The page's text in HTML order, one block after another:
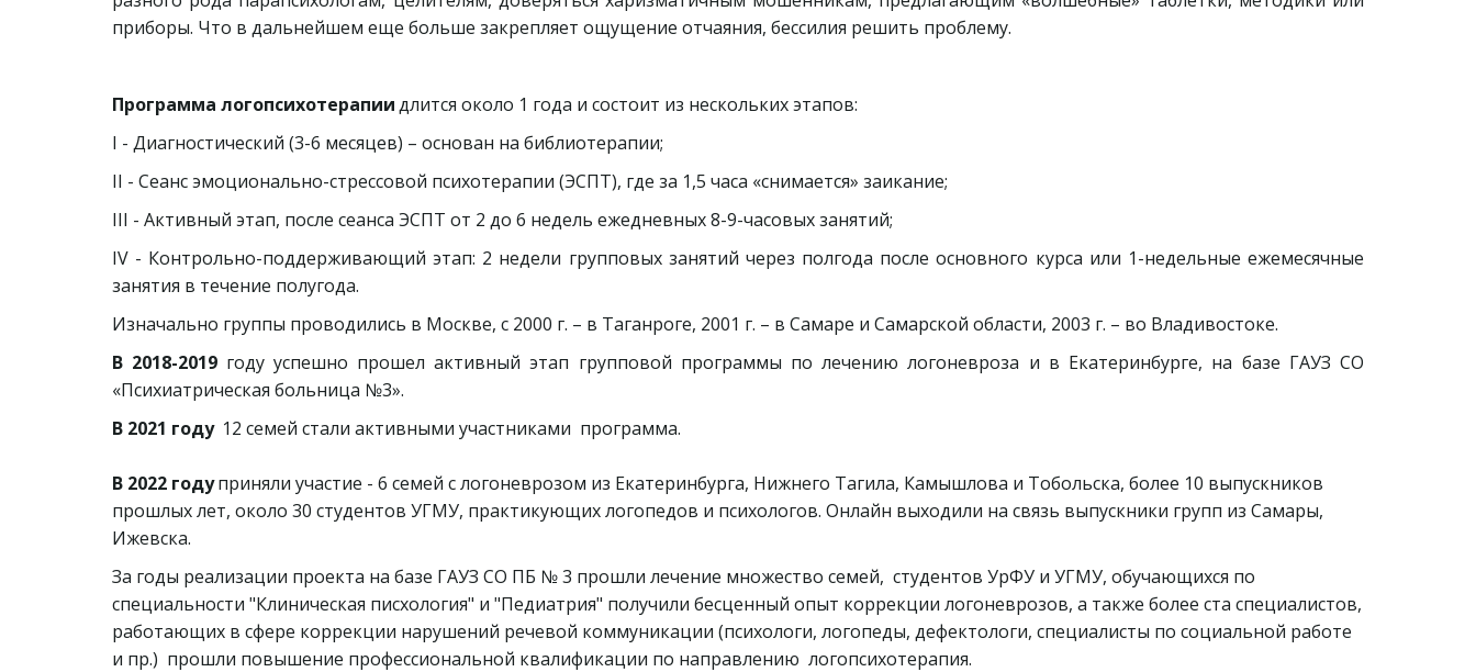
приборы. Что в дальнейшем еще больше закрепляет ощущение отчаяния, бессилия решить проблему.
Программа логопсихотерапиидлится около 1 года и состоит из нескольких этапов:
I - Диагностический (3-6 месяцев) – основан на библиотерапии;
II - Сеанс эмоционально-стрессовой психотерапии (ЭСПТ), где за 1,5 часа «снимается» заикание;
III - Активный этап, после сеанса ЭСПТ от 2 до 6 недель ежедневных 8-9-часовых занятий;
IV - Контрольно-поддерживающий этап: 2 недели групповых занятий через полгода после основного курса или 1-недельные ежемесячные
занятия в течение полугода.
Изначально группы проводились в Москве, с 2000 г. – в Таганроге, 2001 г. – в Самаре и Самарской области, 2003 г. – во Владивостоке.
В 2018-2019году успешно прошел активный этап групповой программы по лечению логоневроза и в Екатеринбурге, на базе ГАУЗ СО
«Психиатрическая больница №3».
В 2021 году
  12 семей стали активными участниками  программа.
В 2022 году приняли участие - 6 семей с логоневрозом из Екатеринбурга, Нижнего Тагила, Камышлова и Тобольска, более 10 выпускников
прошлых лет, около 30 студентов УГМУ, практикующих логопедов и психологов. Онлайн выходили на связь выпускники групп из Самары,
Ижевска.
За годы реализации проекта на базе ГАУЗ СО ПБ № 3 прошли лечение множество семей,  студентов УрФУ и УГМУ, обучающихся по
специальности "Клиническая писхология" и "Педиатрия" получили бесценный опыт коррекции логоневрозов, а также более ста специалистов,
работающих в сфере коррекции нарушений речевой коммуникации (психологи, логопеды, дефектологи, специалисты по социальной работе
и пр.)  прошли повышение профессиональной квалификации по направлению  логопсихотерапия.